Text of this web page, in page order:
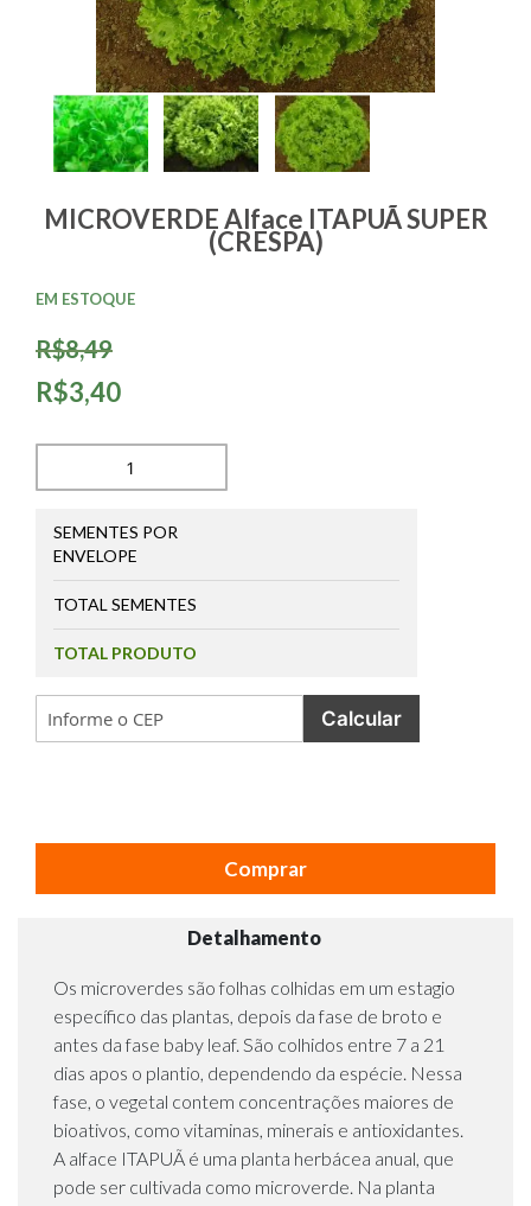
MICROVERDE Alface ITAPUÃ SUPER
(CRESPA)
R$8,49
R$3,40
EM ESTOQUE
SEMENTES POR
ENVELOPE
TOTAL SEMENTES
TOTAL PRODUTO
Calcular
Comprar
Detalhamento
Os microverdes são folhas colhidas em um estagio
específico das plantas, depois da fase de broto e
antes da fase baby leaf. São colhidos entre 7 a 21
dias apos o plantio, dependendo da espécie. Nessa
fase, o vegetal contem concentrações maiores de
bioativos, como vitaminas, minerais e antioxidantes.
A alface ITAPUÃ é uma planta herbácea anual, que
pode ser cultivada como microverde. Na planta